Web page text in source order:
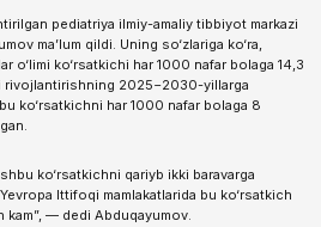
pediatriya ilmiy-amaliy tibbiyot markazi
ma’lum qildi. Uning so‘zlariga ko‘ra,
o‘limi ko‘rsatkichi har 1000 nafar bolaga 14,3
rivojlantirishning 2025−2030-yillarga
ko‘rsatkichni har 1000 nafar bolaga 8
ko‘rsatkichni qariyb ikki baravarga
Ittifoqi mamlakatlarida bu ko‘rsatkich
kam”, — dedi Abduqayumov.